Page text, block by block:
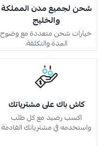
شحن لجميع مدن المملكة
والخليج
خيارات شحن متعددة مع وضوح
المدة والتكلفة.
كاش باك على مشترياتك
اكسب رصيد مع كل طلب
واستخدمه في مشترياتك القادمة